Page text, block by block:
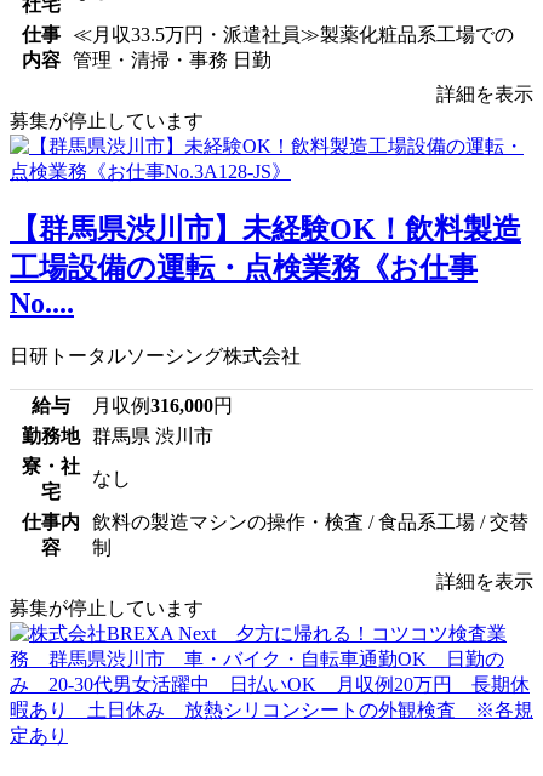
社宅
仕事
内容
≪月収33.5万円・派遣社員≫製薬化粧品系工場での
管理・清掃・事務 日勤
詳細を表示
募集が停止しています
【群馬県渋川市】未経験OK！飲料製造
工場設備の運転・点検業務《お仕事
No....
日研トータルソーシング株式会社
給与 月収例316,000円
勤務地
群馬県 渋川市
寮・社
宅
なし
仕事内
容
飲料の製造マシンの操作・検査 / 食品系工場 / 交替
制
詳細を表示
募集が停止しています